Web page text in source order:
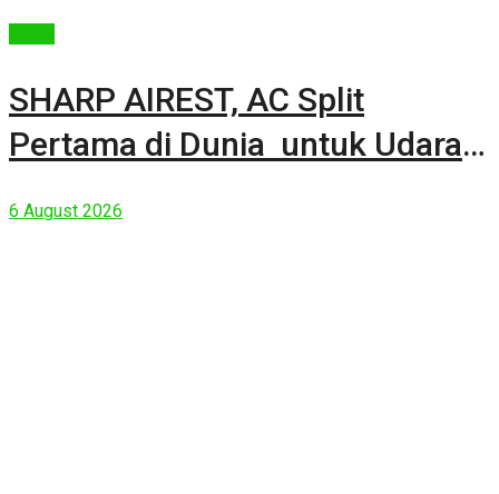
SHARP AIREST, AC Split
Pertama di Dunia untuk Udara
6 August 2026